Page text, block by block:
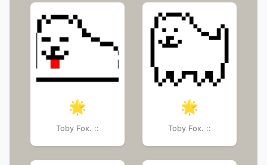
🌟
Toby Fox. ::
🌟
Toby Fox. ::